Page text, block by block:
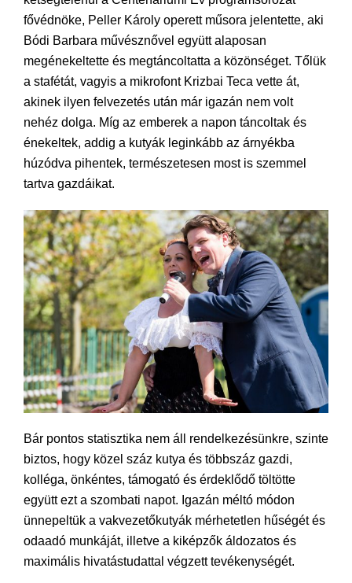
fővédnöke, Peller Károly operett műsora jelentette, aki
Bódi Barbara művésznővel együtt alaposan
megénekeltette és megtáncoltatta a közönséget. Tőlük
a stafétát, vagyis a mikrofont Krizbai Teca vette át,
akinek ilyen felvezetés után már igazán nem volt
nehéz dolga. Míg az emberek a napon táncoltak és
énekeltek, addig a kutyák leginkább az árnyékba
húzódva pihentek, természetesen most is szemmel
tartva gazdáikat.
Bár pontos statisztika nem áll rendelkezésünkre, szinte
biztos, hogy közel száz kutya és többszáz gazdi,
kolléga, önkéntes, támogató és érdeklődő töltötte
együtt ezt a szombati napot. Igazán méltó módon
ünnepeltük a vakvezetőkutyák mérhetetlen hűségét és
odaadó munkáját, illetve a kiképzők áldozatos és
maximális hivatástudattal végzett tevékenységét.